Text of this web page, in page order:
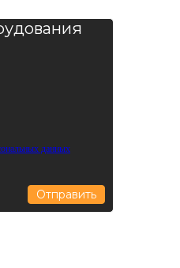
данных
Отправить